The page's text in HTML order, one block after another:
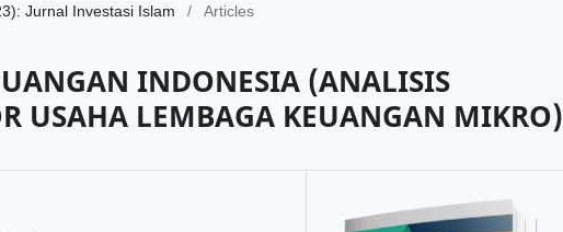
Jurnal Investasi Islam / Articles
INDONESIA (ANALISIS
USAHA LEMBAGA KEUANGAN MIKRO)